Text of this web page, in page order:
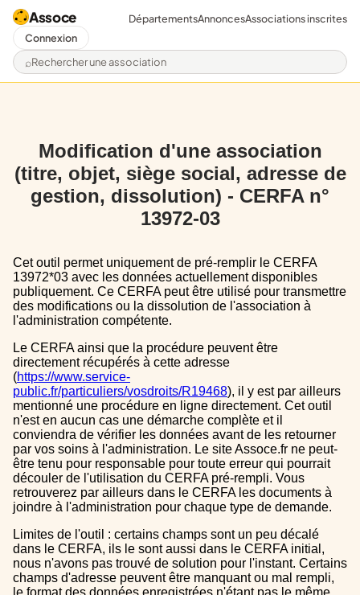
Assoce
Rechercher une association
DépartementsAnnoncesAssociations inscrites
Connexion
Modification d'une association
(titre, objet, siège social, adresse de
gestion, dissolution) - CERFA n°
13972-03
Cet outil permet uniquement de pré-remplir le CERFA
13972*03 avec les données actuellement disponibles
publiquement. Ce CERFA peut être utilisé pour transmettre
des modifications ou la dissolution de l'association à
l'administration compétente.
Le CERFA ainsi que la procédure peuvent être
directement récupérés à cette adresse
(https://www.service-
public.fr/particuliers/vosdroits/R19468), il y est par ailleurs
mentionné une procédure en ligne directement. Cet outil
n'est en aucun cas une démarche complète et il
conviendra de vérifier les données avant de les retourner
par vos soins à l'administration. Le site Assoce.fr ne peut-
être tenu pour responsable pour toute erreur qui pourrait
découler de l'utilisation du CERFA pré-rempli. Vous
retrouverez par ailleurs dans le CERFA les documents à
joindre à l'administration pour chaque type de demande.
Limites de l'outil : certains champs sont un peu décalé
dans le CERFA, ils le sont aussi dans le CERFA initial,
nous n'avons pas trouvé de solution pour l'instant. Certains
champs d'adresse peuvent être manquant ou mal rempli,
le format des données enregistrées n'étant pas le même